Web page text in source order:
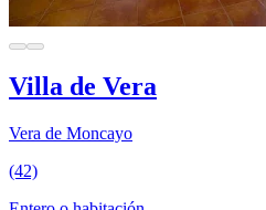
Villa de Vera
Vera de Moncayo
(42)